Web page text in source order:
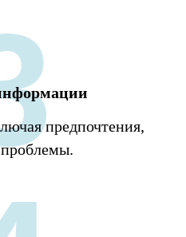
предпочтения,
проблемы.